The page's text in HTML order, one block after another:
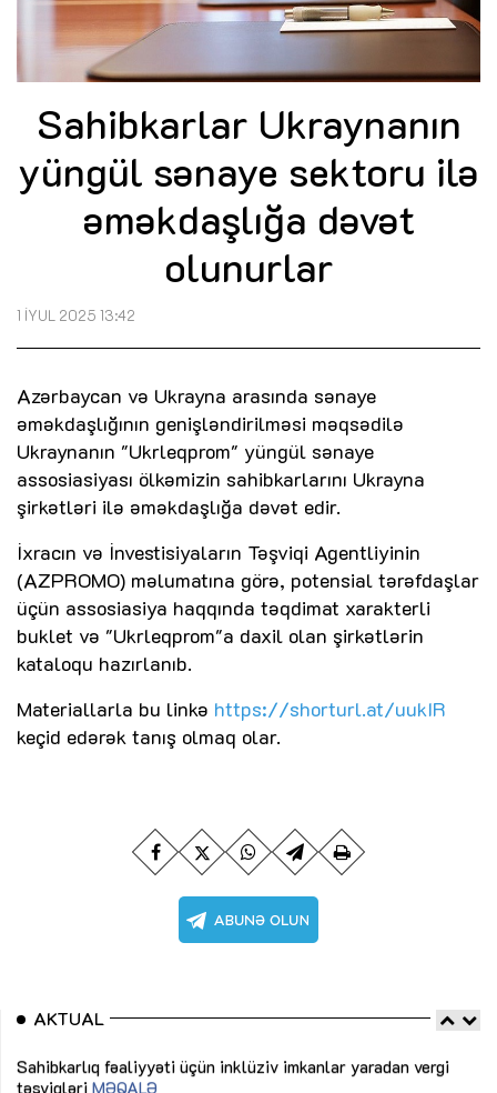
Sahibkarlar Ukraynanın
yüngül sənaye sektoru ilə
əməkdaşlığa dəvət
olunurlar
1 İYUL 2025 13:42
Azərbaycan və Ukrayna arasında sənaye
əməkdaşlığının genişləndirilməsi məqsədilə
Ukraynanın "Ukrleqprom" yüngül sənaye
assosiasiyası ölkəmizin sahibkarlarını Ukrayna
şirkətləri ilə əməkdaşlığa dəvət edir.
İxracın və İnvestisiyaların Təşviqi Agentliyinin
(AZPROMO) məlumatına görə, potensial tərəfdaşlar
üçün assosiasiya haqqında təqdimat xarakterli
buklet və "Ukrleqprom"a daxil olan şirkətlərin
kataloqu hazırlanıb.
Materiallarla bu linkə https://shorturl.at/uukIR
keçid edərək tanış olmaq olar.
AKTUAL
Sahibkarlıq fəaliyyəti üçün inklüziv imkanlar yaradan vergi
təşviqləriMƏQALƏ